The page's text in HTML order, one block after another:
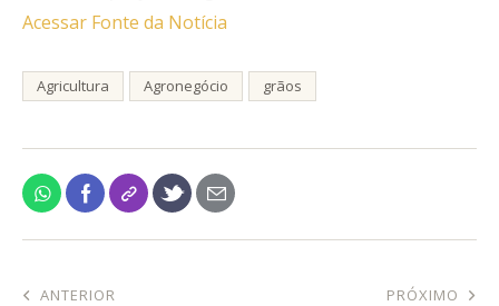
Acessar Fonte da Notícia
Agricultura Agronegócio grãos
ANTERIOR PRÓXIMO